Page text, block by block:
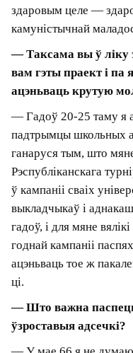
апошніх пяці гадоў
астуджэння гэтай
Я ўсё яшчэ часам
выказваючыся
я па-ранейшаму ў
праграмкі на
пашчасціла
лідарам кампаніі
гэта крыніца маёй
творчасці. І з
мадэлюю розныя
старэння-
інтэлектуальнай
Яшчэ — зноў-такі ў
некалькі
апавяданняў. Іх
ужо даруйце за